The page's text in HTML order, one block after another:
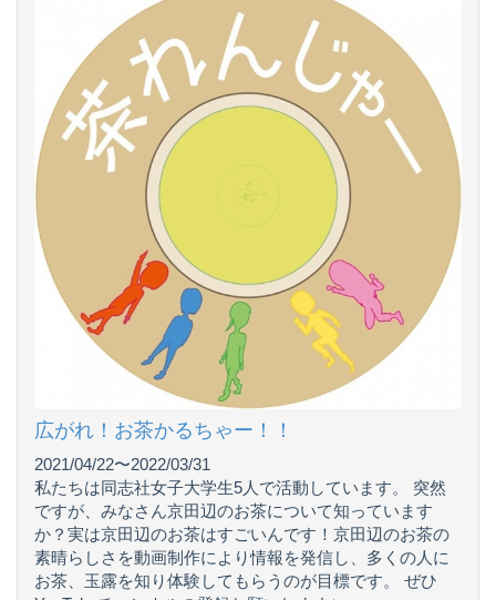
広がれ！お茶かるちゃー！！
2021/04/22〜2022/03/31
私たちは同志社女子大学生5人で活動しています。 突然
ですが、みなさん京田辺のお茶について知っています
か？実は京田辺のお茶はすごいんです！京田辺のお茶の
素晴らしさを動画制作により情報を発信し、多くの人に
お茶、玉露を知り体験してもらうのが目標です。 ぜひ